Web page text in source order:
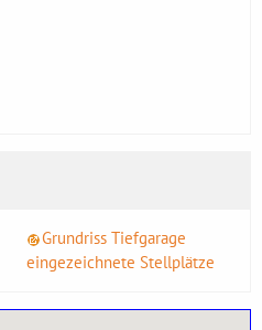
Grundriss Tiefgarage
eingezeichnete Stellplätze